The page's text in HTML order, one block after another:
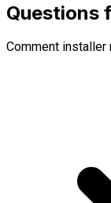
Questions
Comment installer